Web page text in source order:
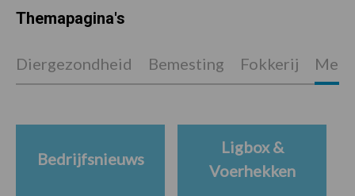
Themapagina's
Diergezondheid Bemesting Fokkerij
Bedrijfsnieuws
Ligbox &
Voerhekken